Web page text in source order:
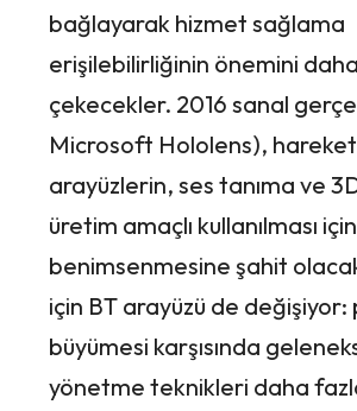
bağlayarak hizmet sağlama
erişilebilirliğinin önemini
çekecekler. 2016 sanal
Microsoft Hololens), hareket
arayüzlerin, ses tanıma ve
üretim amaçlı kullanılması
benimsenmesine şahit
için BT arayüzü de
büyümesi karşısında
yönetme teknikleri daha